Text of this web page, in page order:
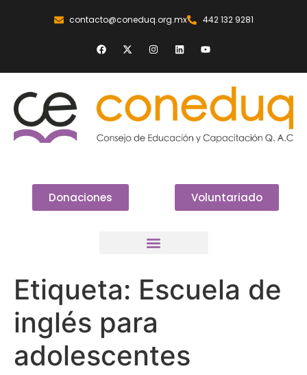
contacto@coneduq.org.mx 442 132 9281
Donaciones Voluntariado
Etiqueta: Escuela de
inglés para
adolescentes